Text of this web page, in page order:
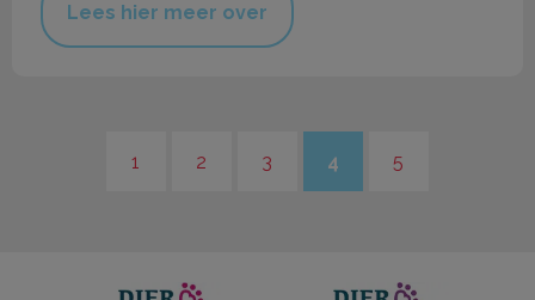
Lees hier meer over
1 2 3 4 5